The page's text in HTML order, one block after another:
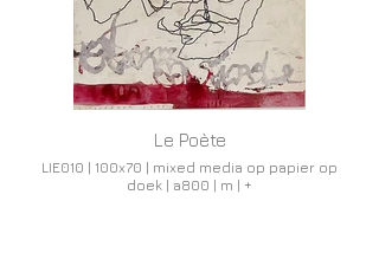
Le Poète
LIE010 | 100x70 | mixed media op papier op
doek | a800 | m | +